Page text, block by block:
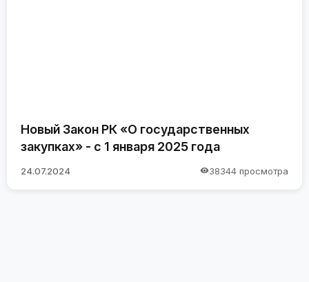
Новый Закон РК «О государственных
закупках» - с 1 января 2025 года
24.07.2024 38344 просмотра